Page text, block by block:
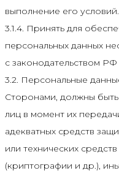
выполнение его условий.
3.1.4. Принять для
персональных данных
с законодательством
3.2. Персональные
Сторонами, должны
лиц в момент их
адекватных средств
или технических
(криптографии и др.),